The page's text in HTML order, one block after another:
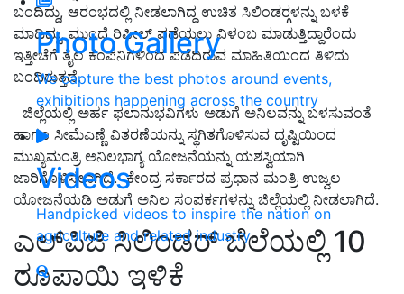
Photo Gallery
We capture the best photos around events,
exhibitions happening across the country
Videos
Handpicked videos to inspire the nation on
agriculture and related industry
ಬಂದಿದ್ದು, ಆರಂಭದಲ್ಲಿ ನೀಡಲಾಗಿದ್ದ ಉಚಿತ ಸಿಲಿಂಡರ್‍ಗಳನ್ನು ಬಳಕೆ
ಮಾಡಿದ್ದು, ಮುಂದೆ ರಿಫೀಲ್ ಪಡೆಯಲು ವಿಳಂಬ ಮಾಡುತ್ತಿದ್ದಾರೆಂದು
ಇತ್ತೀಚೆಗೆ ತೈಲ ಕಂಪನಿಗಳಿಂದ ಪಡೆದಿರುವ ಮಾಹಿತಿಯಿಂದ ತಿಳಿದು
ಬಂದಿರುತ್ತದೆ.
ಜಿಲ್ಲೆಯಲ್ಲಿ ಅರ್ಹ ಫಲಾನುಭವಿಗಳು ಅಡುಗೆ ಅನಿಲವನ್ನು ಬಳಸುವಂತೆ
ಹಾಗೂ ಸೀಮೆಎಣ್ಣೆ ವಿತರಣೆಯನ್ನು ಸ್ಥಗಿತಗೊಳಿಸುವ ದೃಷ್ಟಿಯಿಂದ
ಮುಖ್ಯಮಂತ್ರಿ ಅನಿಲಭಾಗ್ಯ ಯೋಜನೆಯನ್ನು ಯಶಸ್ವಿಯಾಗಿ
ಜಾರಿಗೊಳಿಸಲಾಗಿದೆ. ಕೇಂದ್ರ ಸರ್ಕಾರದ ಪ್ರಧಾನ ಮಂತ್ರಿ ಉಜ್ವಲ
ಯೋಜನೆಯಡಿ ಅಡುಗೆ ಅನಿಲ ಸಂಪರ್ಕಗಳನ್ನು ಜಿಲ್ಲೆಯಲ್ಲಿ ನೀಡಲಾಗಿದೆ.
ಎಲ್‌ಪಿಜಿ ಸಿಲಿಂಡರ್‌ ಬೆಲೆಯಲ್ಲಿ 10
ರೂಪಾಯಿ ಇಳಿಕೆ